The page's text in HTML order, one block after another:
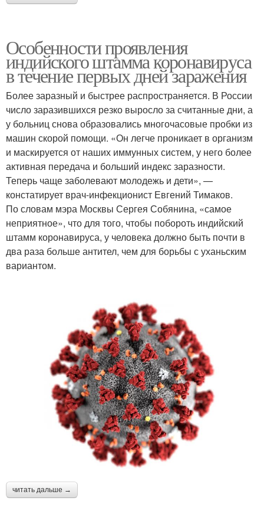
Особенности проявления
индийского штамма коронавируса
в течение первых дней заражения
Более заразный и быстрее распространяется. В России
число заразившихся резко выросло за считанные дни, а
у больниц снова образовались многочасовые пробки из
машин скорой помощи. «Он легче проникает в организм
и маскируется от наших иммунных систем, у него более
активная передача и больший индекс заразности.
Теперь чаще заболевают молодежь и дети», —
констатирует врач-инфекционист Евгений Тимаков.
По словам мэра Москвы Сергея Собянина, «самое
неприятное», что для того, чтобы побороть индийский
штамм коронавируса, у человека должно быть почти в
два раза больше антител, чем для борьбы с уханьским
вариантом.
читать дальше →